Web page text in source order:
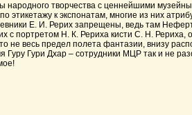
творчества с ценнейшими
к экспонатам, многие из них
Е. И. Рерих запрещены, ведь там
с портретом Н. К. Рериха кисти С. Н.
весь предел полета фантазии, внизу
Гури Дхар – сотрудники МЦР так и не